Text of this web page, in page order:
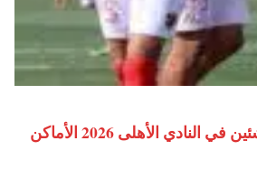
مواعيد اختبارات الناشئين في النادي الأهلى 2026 الأماكن